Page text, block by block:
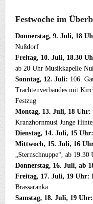
Festwoche im
Donnerstag, 9. Juli, 18
Nußdorf
Freitag, 10. Juli, 18.30
ab 20 Uhr Musikkapelle
Sonntag, 12. Juli: 106.
Trachtenverbandes mit
Festzug
Montag, 13. Juli, 18 Uhr:
Kranzhornmusi Junge
Dienstag, 14. Juli, 15 Uhr:
Mittwoch, 15. Juli, 16
„Sternschnuppe“, ab
Donnerstag, 16. Juli, ab
Freitag, 17. Juli, 19 Uhr:
Brassaranka
Samstag, 18. Juli, 19 Uhr: